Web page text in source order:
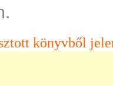
könyvből